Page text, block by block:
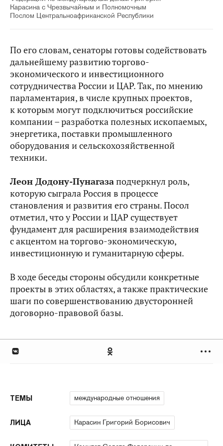
Карасина с Чрезвычайным и Полномочным
Послом Центральноафриканской Республики
По его словам, сенаторы готовы содействовать
дальнейшему развитию торгово-
экономического и инвестиционного
сотрудничества России и ЦАР. Так, по мнению
парламентария, в числе крупных проектов,
к которым могут подключиться российские
компании – разработка полезных ископаемых,
энергетика, поставки промышленного
оборудования и сельскохозяйственной
техники.
Леон Додону-Пунагазаподчеркнул роль,
которую сыграла Россия в процессе
становления и развития его страны. Посол
отметил, что у России и ЦАР существует
фундамент для расширения взаимодействия
с акцентом на торгово-экономическую,
инвестиционную и гуманитарную сферы.
В ходе беседы стороны обсудили конкретные
проекты в этих областях, а также практические
шаги по совершенствованию двусторонней
договорно-правовой базы.
ТЕМЫ международные отношения
ЛИЦА Карасин Григорий Борисович